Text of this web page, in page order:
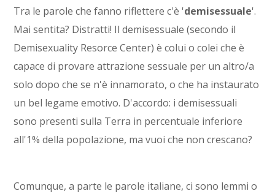
Tra le parole che fanno riflettere c'è 'demisessuale'.
Mai sentita? Distratti! Il demisessuale (secondo il
Demisexuality Resorce Center) è colui o colei che è
capace di provare attrazione sessuale per un altro/a
solo dopo che se n'è innamorato, o che ha instaurato
un bel legame emotivo. D'accordo: i demisessuali
sono presenti sulla Terra in percentuale inferiore
all'1% della popolazione, ma vuoi che non crescano?
Comunque, a parte le parole italiane, ci sono lemmi o